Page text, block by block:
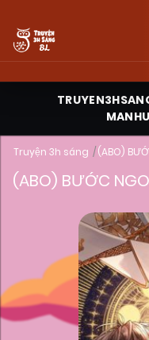
Truyện 3h sáng (ABO)
(ABO) BƯỚC